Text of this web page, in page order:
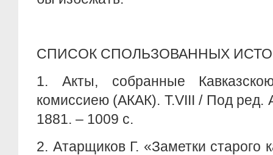
СПИСОК СПОЛЬЗОВАННЫХ
1.
Акты, собранные
комиссиею (АКАК). Т.VIII / Под
1881. – 1009 с.
2. Атарщиков Г. «Заметки старого